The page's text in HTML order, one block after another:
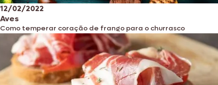
12/02/2022
Aves
Como temperar coração de frango para o churrasco